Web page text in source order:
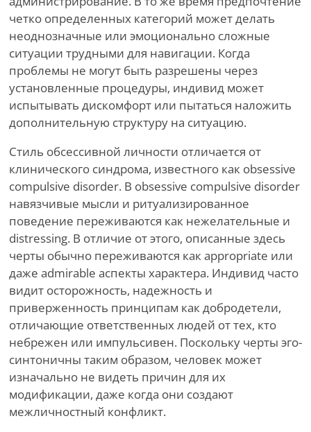
четко определенных категорий может делать
неоднозначные или эмоционально сложные
ситуации трудными для навигации. Когда
проблемы не могут быть разрешены через
установленные процедуры, индивид может
испытывать дискомфорт или пытаться наложить
дополнительную структуру на ситуацию.
Стиль обсессивной личности отличается от
клинического синдрома, известного как obsessive
compulsive disorder. В obsessive compulsive disorder
навязчивые мысли и ритуализированное
поведение переживаются как нежелательные и
distressing. В отличие от этого, описанные здесь
черты обычно переживаются как appropriate или
даже admirable аспекты характера. Индивид часто
видит осторожность, надежность и
приверженность принципам как добродетели,
отличающие ответственных людей от тех, кто
небрежен или импульсивен. Поскольку черты эго-
синтоничны таким образом, человек может
изначально не видеть причин для их
модификации, даже когда они создают
межличностный конфликт.